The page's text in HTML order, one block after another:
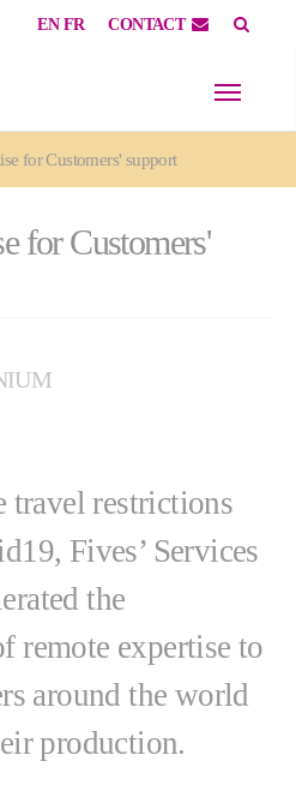
EN FR CONTACT
for Customers' support
for Customers'
travel restrictions
Fives’ Services
the
remote expertise to
around the world
production.